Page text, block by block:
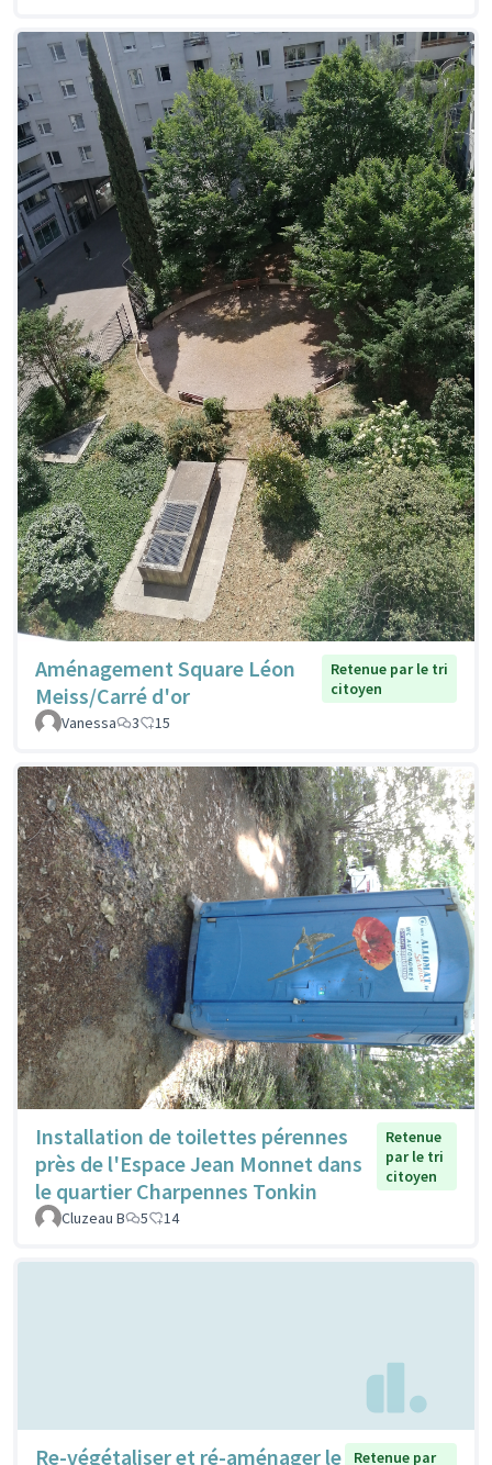
Aménagement Square Léon
Meiss/Carré d'or
Retenue par le tri
citoyen
Vanessa
3 15
Installation de toilettes pérennes
près de l'Espace Jean Monnet dans
le quartier Charpennes Tonkin
Retenue
par le tri
citoyen
Cluzeau B 5 14
Re-végétaliser et ré-aménager le Retenue par